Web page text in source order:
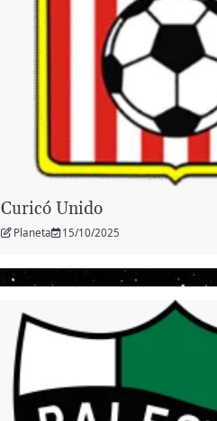
Curicó Unido
Planeta 15/10/2025